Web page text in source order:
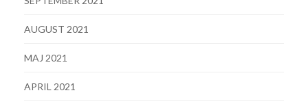
AUGUST 2021
MAJ 2021
APRIL 2021